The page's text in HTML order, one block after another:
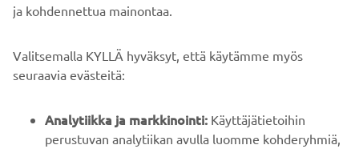
B2B
YAMAHA MUUALLA
ja kohdennettua mainontaa.
Valitsemalla KYLLÄ hyväksyt, että käytämme myös
seuraavia evästeitä:
Analytiikka ja markkinointi: Käyttäjätietoihin
perustuvan analytiikan avulla luomme kohderyhmiä,